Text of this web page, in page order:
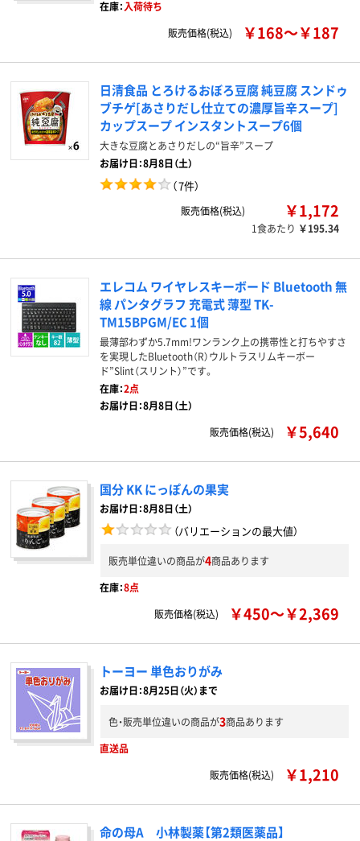
在庫：入荷待ち
販売価格(税込)
￥168～￥187
日清食品 とろけるおぼろ豆腐 純豆腐 スンドゥ
ブチゲ[あさりだし仕立ての濃厚旨辛スープ]
カップスープ インスタントスープ6個
大きな豆腐とあさりだしの“旨辛”スープ
お届け日：8月8日（土）
（7件）
販売価格(税込) ￥1,172
1食あたり ￥195.34
エレコム ワイヤレスキーボード Bluetooth 無
線 パンタグラフ 充電式 薄型 TK-
TM15BPGM/EC 1個
最薄部わずか5.7mm!ワンランク上の携帯性と打ちやすさ
を実現したBluetooth（R）ウルトラスリムキーボー
ド”Slint（スリント）”です。
在庫：2点
お届け日：8月8日（土）
販売価格(税込)
￥5,640
国分 KK にっぽんの果実
お届け日：8月8日（土）
（バリエーションの最大値）
販売単位違いの商品が4商品あります
在庫：8点
販売価格(税込)
￥450～￥2,369
トーヨー 単色おりがみ
お届け日：8月25日（火）まで
色・販売単位違いの商品が3商品あります
直送品
販売価格(税込)
￥1,210
命の母A 小林製薬【第2類医薬品】